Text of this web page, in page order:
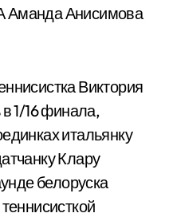
Аманда Анисимова
Виктория
1/16 финала,
итальянку
Клару
белоруска